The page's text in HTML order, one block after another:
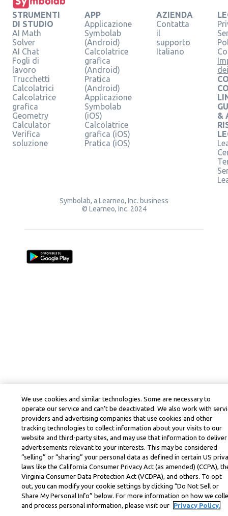
STRUMENTI
DI STUDIO
AI Math
Solver
AI Chat
Fogli di
lavoro
Trucchetti
Calcolatrici
Calcolatrice
grafica
Geometry
Calculator
Verifica
soluzione
APP
Applicazione
Symbolab
(Android)
Calcolatrice
grafica
(Android)
Pratica
(Android)
Applicazione
Symbolab
(iOS)
Calcolatrice
grafica (iOS)
Pratica (iOS)
AZIENDA
Contatta
il
supporto
Italiano
&
Symbolab, a Learneo, Inc. business
© Learneo, Inc. 2024
We use cookies and similar technologies. Some are necessary to
operate our service and can’t be deactivated. We also work with
providers and advertising companies that use cookies and other
tracking technologies to collect information about your visits to our
website and third-party sites, and may use that information to deliver
advertisements relevant to your interests. This may be considered
“selling” or “sharing” your personal data as defined in certain US
laws like the California Consumer Privacy Act (as amended) (CCPA),
Virginia Consumer Data Protection Act (VCDPA), and others. To opt
out, you can modify your cookie settings by clicking “Do Not Sell or
Share My Personal Info” below. For more information on how we
and process personal information, please visit our
Privacy Policy.